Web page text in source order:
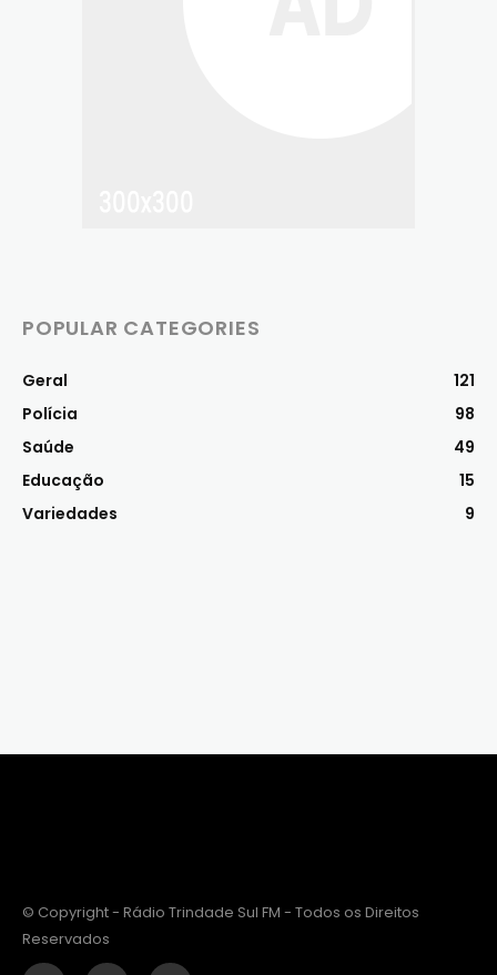
POPULAR CATEGORIES
Geral
121
Polícia
98
Saúde
49
Educação
15
Variedades
9
© Copyright - Rádio Trindade Sul FM - Todos os Direitos
Reservados